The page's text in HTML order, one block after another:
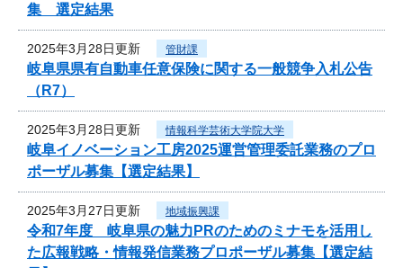
集 選定結果
2025年3月28日更新 管財課
岐阜県県有自動車任意保険に関する一般競争入札公告
（R7）
2025年3月28日更新 情報科学芸術大学院大学
岐阜イノベーション工房2025運営管理委託業務のプロ
ポーザル募集【選定結果】
2025年3月27日更新 地域振興課
令和7年度 岐阜県の魅力PRのためのミナモを活用し
た広報戦略・情報発信業務プロポーザル募集【選定結